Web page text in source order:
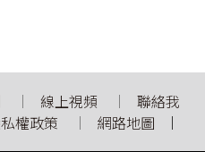
線上視頻
聯絡我
權政策 網路地圖